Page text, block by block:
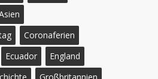
Coronaferien
Ecuador
England